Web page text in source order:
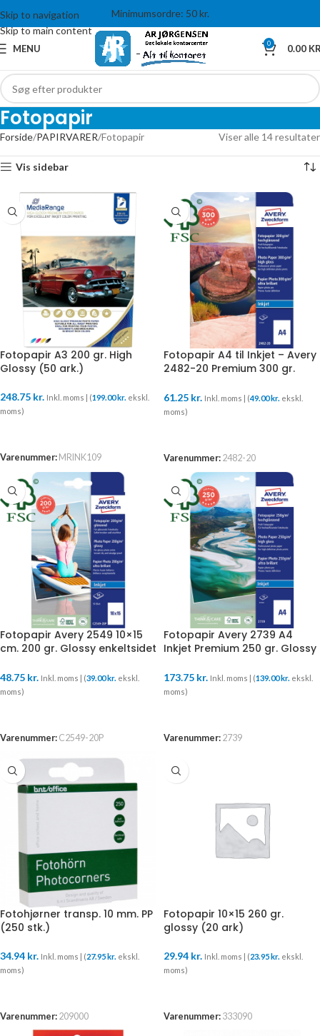
Skip to navigation
Skip to main content
Minimumsordre: 50 kr.
MENU 0 0.00
Fotopapir
Forside PAPIRVARER Fotopapir Viser alle 14 resultater
Vis sidebar
Fotopapir A3 200 gr. High
Glossy (50 ark.)
248.75 kr. Inkl. moms | (199.00kr. ekskl.
moms)
Varenummer: MRINK109
Fotopapir A4 til Inkjet – Avery
2482-20 Premium 300 gr.
61.25 kr. Inkl. moms | (49.00 kr. ekskl.
moms)
Varenummer: 2482-20
Fotopapir Avery 2549 10×15
cm. 200 gr. Glossy enkeltsidet
48.75 kr. Inkl. moms | (39.00kr. ekskl.
moms)
Varenummer: C2549-20P
Fotopapir Avery 2739 A4
Inkjet Premium 250 gr. Glossy
173.75 kr. Inkl. moms | (139.00kr. ekskl.
moms)
Varenummer: 2739
Fotohjørner transp. 10 mm. PP
(250 stk.)
34.94 kr. Inkl. moms | (27.95kr. ekskl.
moms)
Varenummer: 209000
Fotopapir 10×15 260 gr.
glossy (20 ark)
29.94 kr. Inkl. moms | (23.95kr. ekskl.
moms)
Varenummer: 333090